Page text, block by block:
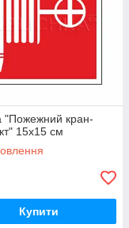
"Пожежний кран-
15х15 см
Купити